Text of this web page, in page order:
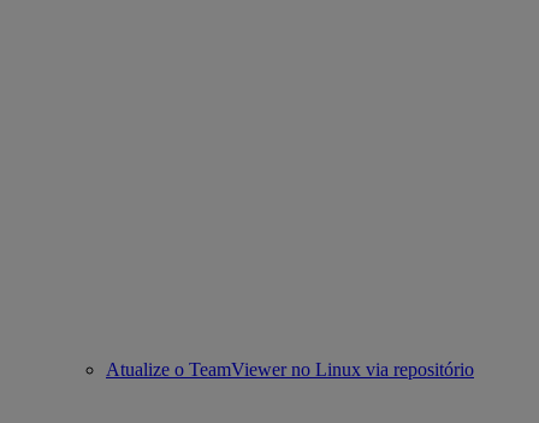
Atualize o TeamViewer no Linux via repositório